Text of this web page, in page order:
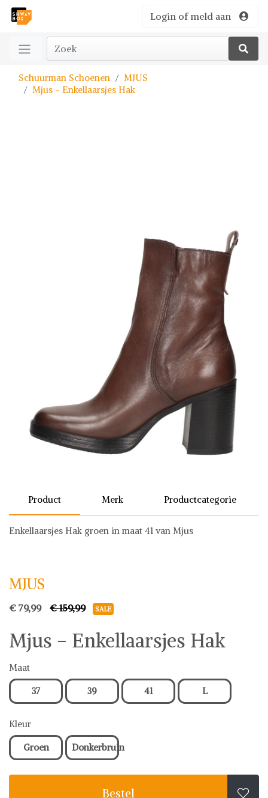
Login of meld aan
Schuurman Schoenen
MJUS
Mjus - Enkellaarsjes Hak
Product Merk Productcategorie
Enkellaarsjes Hak groen in maat 41 van Mjus
MJUS
€ 79,99 € 159,99 SALE
Mjus - Enkellaarsjes Hak
Maat
37 39 41 L
Kleur
Groen Donkerbruin
Bestel 